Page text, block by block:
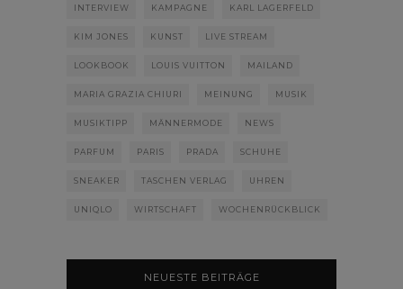
INTERVIEW KAMPAGNE KARL LAGERFELD
KIM JONES KUNST LIVE STREAM
LOOKBOOK LOUIS VUITTON MAILAND
MARIA GRAZIA CHIURI MEINUNG MUSIK
MUSIKTIPP MÄNNERMODE NEWS
PARFUM PARIS PRADA SCHUHE
SNEAKER TASCHEN VERLAG UHREN
UNIQLO WIRTSCHAFT WOCHENRÜCKBLICK
NEUESTE BEITRÄGE